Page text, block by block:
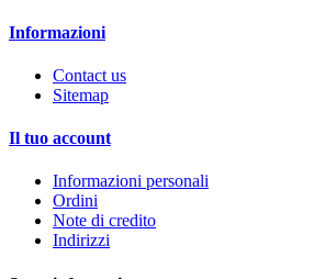
Informazioni
Contact us
Sitemap
Il tuo account
Informazioni personali
Ordini
Note di credito
Indirizzi